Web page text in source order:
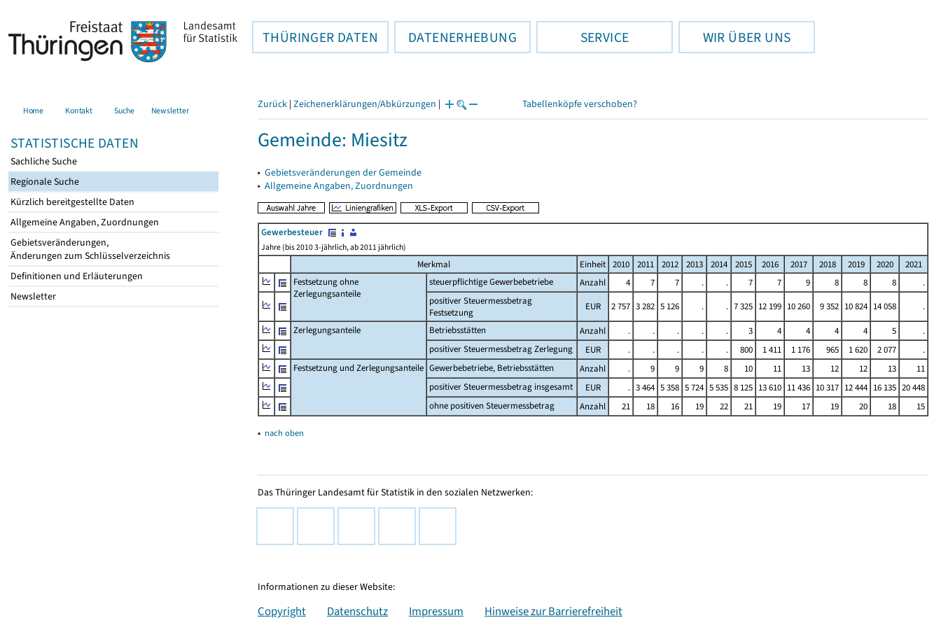
THÜRINGER DATEN DATENERHEBUNG SERVICE WIR ÜBER UNS
Home Kontakt Suche Newsletter
STATISTISCHE DATEN
Sachliche Suche
Regionale Suche
Kürzlich bereitgestellte Daten
Allgemeine Angaben, Zuordnungen
Gebietsveränderungen,
Änderungen zum Schlüsselverzeichnis
Definitionen und Erläuterungen
Newsletter
Zurück | Zeichenerklärungen/Abkürzungen | Tabellenköpfe verschoben?
Gemeinde: Miesitz
▸ Gebietsveränderungen der Gemeinde
▸ Allgemeine Angaben, Zuordnungen
Gewerbesteuer
Jahre (bis 2010 3-jährlich, ab 2011 jährlich)
Merkmal Einheit 2010 2011 2012 2013 2014 2015 2016 2017 2018 2019 2020
2021
Festsetzung ohne
Zerlegungsanteile
steuerpflichtige Gewerbebetriebe Anzahl 4 7 7 . . 7 7 9 8 8 8
.
positiver Steuermessbetrag
Festsetzung
EUR 2 757 3 282 5 126 . . 7 325 12 199 10 260 9 352 10 824 14 058
.
Zerlegungsanteile
Betriebsstätten Anzahl . . . . . 3 4 4 4 4 5
.
positiver Steuermessbetrag Zerlegung
EUR . . . . . 800 1 411 1 176 965 1 620 2 077
.
Festsetzung und Zerlegungsanteile Gewerbebetriebe, Betriebsstätten Anzahl . 9 9 9 8 10 11 13 12 12 13
11
positiver Steuermessbetrag insgesamt
EUR . 3 464 5 358 5 724 5 535 8 125 13 610 11 436 10 317 12 444 16 135 20 448
ohne positiven Steuermessbetrag
Anzahl 21 18 16 19 22 21 19 17 19 20 18 15
▴ nach oben
Das Thüringer Landesamt für Statistik in den sozialen Netzwerken:
Informationen zu dieser Website:
Copyright Datenschutz Impressum Hinweise zur Barrierefreiheit